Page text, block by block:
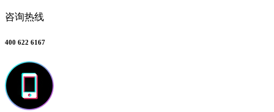
咨询热线
400 622 6167